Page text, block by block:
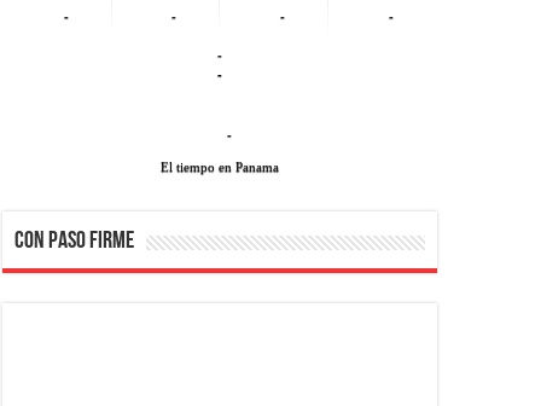
- - - -
-
-
-
El tiempo en Panama
CON PASO FIRME